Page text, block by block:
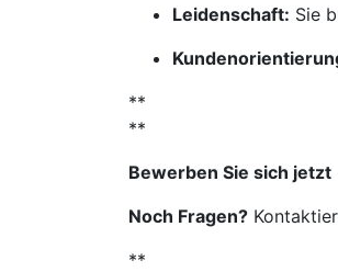
Leidenschaft: Sie
**
**
Bewerben Sie sich jetzt
Noch Fragen?
**